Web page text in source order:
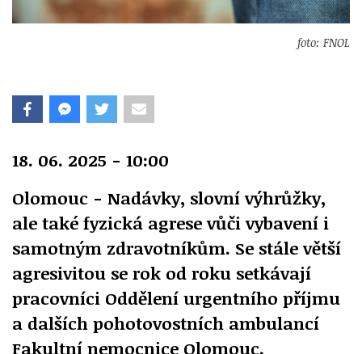
foto: FNOL
18. 06. 2025 - 10:00
Olomouc - Nadávky, slovní výhrůžky,
ale také fyzická agrese vůči vybavení i
samotným zdravotníkům. Se stále větší
agresivitou se rok od roku setkávají
pracovníci Oddělení urgentního příjmu
a dalších pohotovostních ambulancí
Fakultní nemocnice Olomouc.